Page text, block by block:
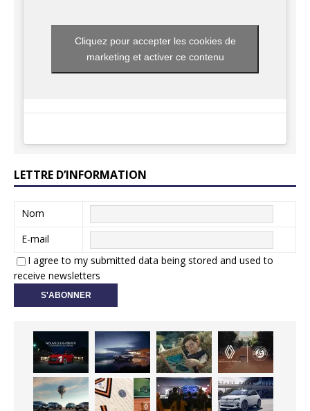
Cliquez pour accepter les cookies de
marketing et activer ce contenu
LETTRE D’INFORMATION
Nom
E-mail
I agree to my submitted data being stored and used to
receive newsletters